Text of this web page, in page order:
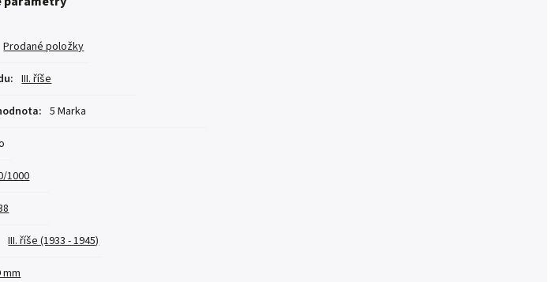
Prodané položky
: III. říše
: 5 Marka
1000
III. říše (1933 - 1945)
mm